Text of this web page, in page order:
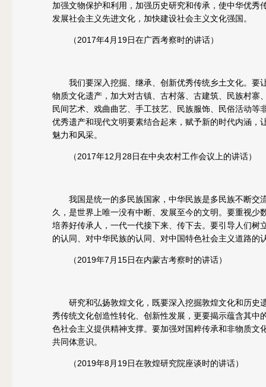
加强文物保护和利用，加强历史研究和传承，使中华优
发展社会主义先进文化，加快建设社会主义文化强国。
（2017年4月19日在广西考察时的讲话）
我们要深入挖掘、继承、创新优秀传统乡土文化。要
物质文化遗产，加大对古镇、古村落、古建筑、民族村
民间艺术、戏曲曲艺、手工技艺、民族服饰、民俗活动
优秀遗产和现代文明要素结合起来，赋予新的时代内涵
魅力和风采。
（2017年12月28日在中央农村工作会议上的讲话）
我国是统一的多民族国家，中华民族是多民族不断交
久，是世界上唯一没有中断、发展至今的文明。要重视
培养好传承人，一代一代接下来、传下去。要引导人们
的认同、对中华民族的认同、对中国特色社会主义道路的
（2019年7月15日在内蒙古考察时的讲话）
研究和弘扬敦煌文化，既要深入挖掘敦煌文化和历史
秀传统文化创造性转化、创新性发展，更要揭示蕴含其
色社会主义提供精神支撑。要加强对国粹传承和非物质
共同体意识。
（2019年8月19日在敦煌研究院座谈时的讲话）